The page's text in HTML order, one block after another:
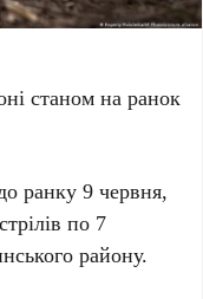
станом на ранок
ранку 9 червня,
по 7
району.